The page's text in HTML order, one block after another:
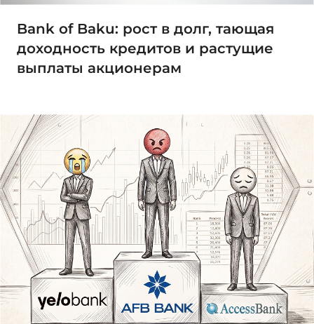
Bank of Baku: рост в долг, тающая
доходность кредитов и растущие
выплаты акционерам